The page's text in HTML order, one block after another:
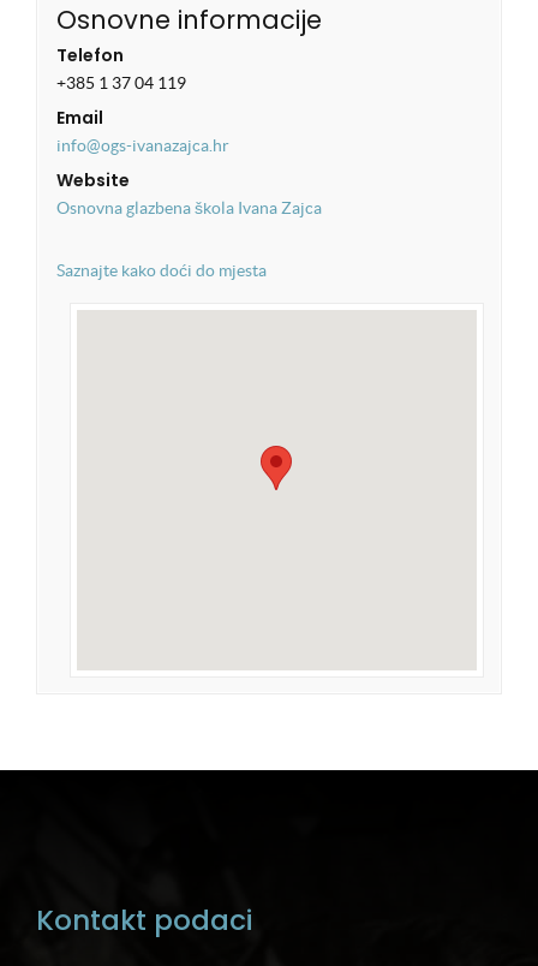
Osnovne informacije
Telefon
+385 1 37 04 119
Email
info@ogs-ivanazajca.hr
Website
Osnovna glazbena škola Ivana Zajca
Saznajte kako doći do mjesta
Kontakt podaci